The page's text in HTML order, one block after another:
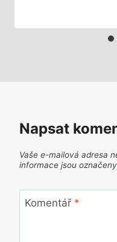
Napsat
Vaše e-mailová adresa
informace jsou označeny
Komentář *